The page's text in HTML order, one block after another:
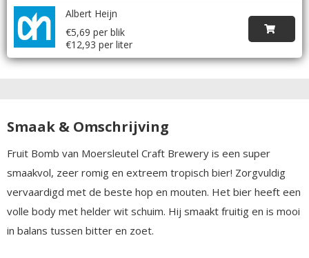
Albert Heijn
€5,69 per blik
€12,93 per liter
Smaak & Omschrijving
Fruit Bomb van Moersleutel Craft Brewery is een super
smaakvol, zeer romig en extreem tropisch bier! Zorgvuldig
vervaardigd met de beste hop en mouten. Het bier heeft een
volle body met helder wit schuim. Hij smaakt fruitig en is mooi
in balans tussen bitter en zoet.